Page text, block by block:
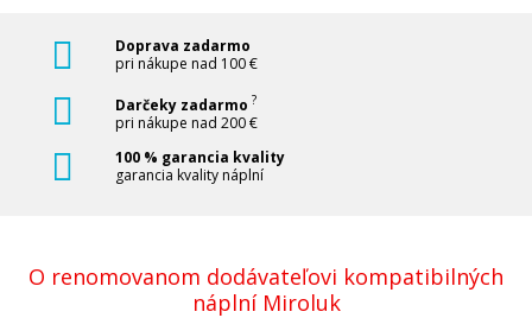
Doprava zadarmo
pri nákupe nad 100 €
Darčeky zadarmo ?
pri nákupe nad 200 €
100 % garancia kvality
garancia kvality náplní
O renomovanom dodávateľovi kompatibilných
náplní Miroluk